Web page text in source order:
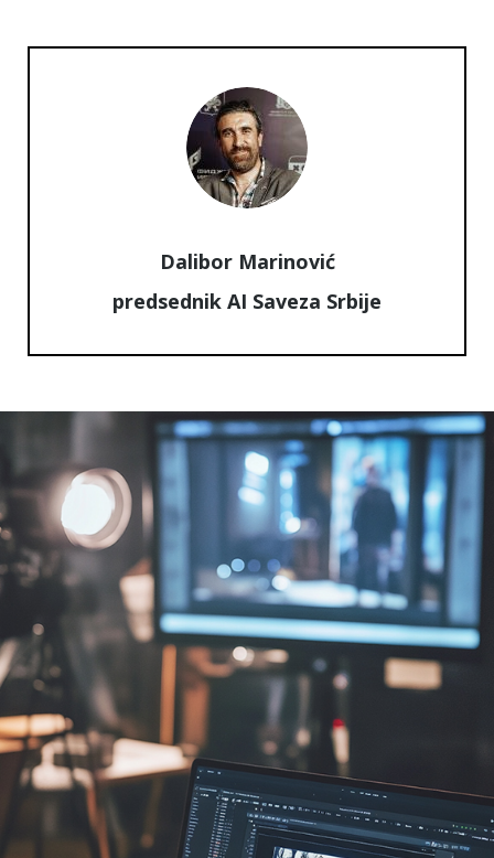
Dalibor Marinović
predsednik AI Saveza Srbije